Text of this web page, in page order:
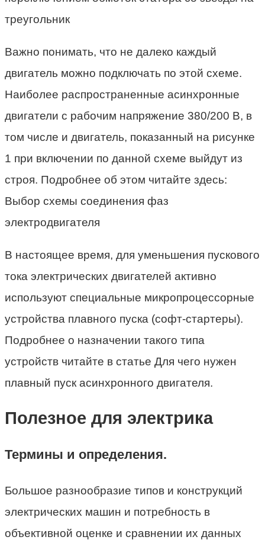
треугольник
Важно понимать, что не далеко каждый
двигатель можно подключать по этой схеме.
Наиболее распространенные асинхронные
двигатели с рабочим напряжение 380/200 В, в
том числе и двигатель, показанный на рисунке
1 при включении по данной схеме выйдут из
строя. Подробнее об этом читайте здесь:
Выбор схемы соединения фаз
электродвигателя
В настоящее время, для уменьшения пускового
тока электрических двигателей активно
используют специальные микропроцессорные
устройства плавного пуска (софт-стартеры).
Подробнее о назначении такого типа
устройств читайте в статье Для чего нужен
плавный пуск асинхронного двигателя.
Полезное для электрика
Термины и определения.
Большое разнообразие типов и конструкций
электрических машин и потребность в
объективной оценке и сравнении их данных